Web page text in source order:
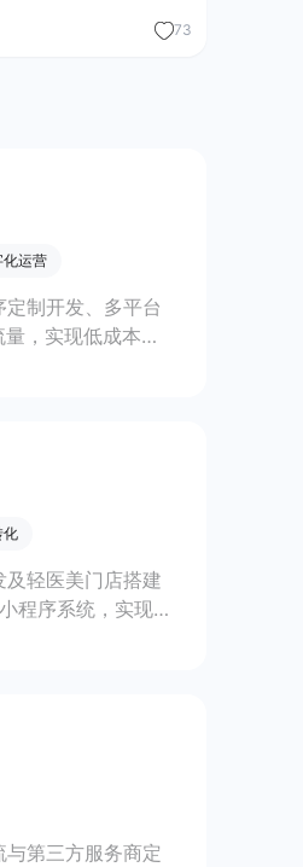
73
化运营
制开发、多平台
，实现低成本获
化
轻医美门店搭建
程序系统，实现低
第三方服务商定